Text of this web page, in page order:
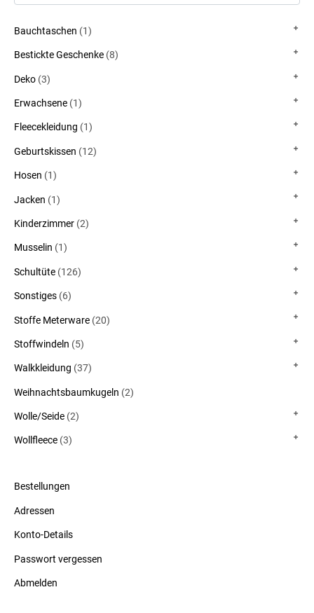
Bauchtaschen (1)
Bestickte Geschenke (8)
Deko (3)
Erwachsene (1)
Fleecekleidung (1)
Geburtskissen (12)
Hosen (1)
Jacken (1)
Kinderzimmer (2)
Musselin (1)
Schultüte (126)
Sonstiges (6)
Stoffe Meterware (20)
Stoffwindeln (5)
Walkkleidung (37)
Weihnachtsbaumkugeln (2)
Wolle/Seide (2)
Wollfleece (3)
Bestellungen
Adressen
Konto-Details
Passwort vergessen
Abmelden